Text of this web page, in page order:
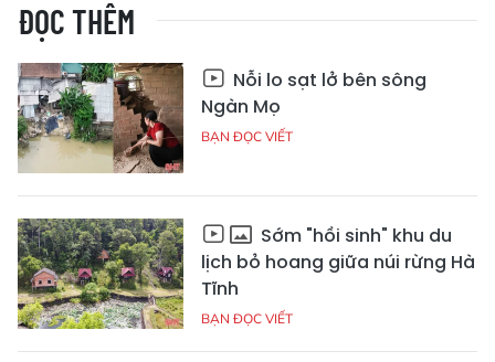
ĐỌC THÊM
Nỗi lo sạt lở bên sông
Ngàn Mọ
BẠN ĐỌC VIẾT
Sớm "hồi sinh" khu du
lịch bỏ hoang giữa núi rừng Hà
Tĩnh
BẠN ĐỌC VIẾT